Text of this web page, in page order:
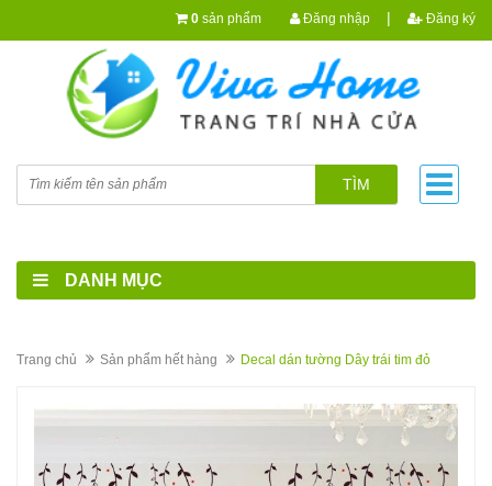
0 sản phẩm Đăng nhập | Đăng ký
TÌM
DANH MỤC
Trang chủ Sản phẩm hết hàng Decal dán tường Dây trái tim đỏ